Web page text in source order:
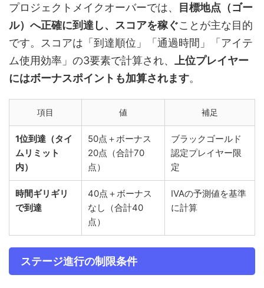
プロジェクトメイクオーバーでは、
目標地点（ゴー
ル）へ正確に到達し、スコアを稼ぐことが主な目的
です。スコアは「到達順位」「通過時間」「アイテ
ム使用効率」の3要素で計算され、
上位プレイヤー
にはボーナスポイントも加算されます。
項目 値 補足
1位到達（タイ
ムリミット
内）
50点＋ボーナス
20点（合計70
点）
ブラックゴールド
認定プレイヤー限
定
時間ギリギリ
で到達
40点＋ボーナス
なし（合計40
点）
IVAの予測値を基準
に計算
ステージ進行の制限条件